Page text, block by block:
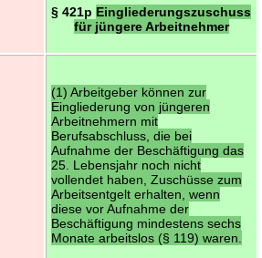
§ 421p Eingliederungszuschuss
für jüngere Arbeitnehmer
(1) Arbeitgeber können zur
Eingliederung von jüngeren
Arbeitnehmern mit
Berufsabschluss, die bei
Aufnahme der Beschäftigung das
25. Lebensjahr noch nicht
vollendet haben, Zuschüsse zum
Arbeitsentgelt erhalten, wenn
diese vor Aufnahme der
Beschäftigung mindestens sechs
Monate arbeitslos (§ 119) waren.